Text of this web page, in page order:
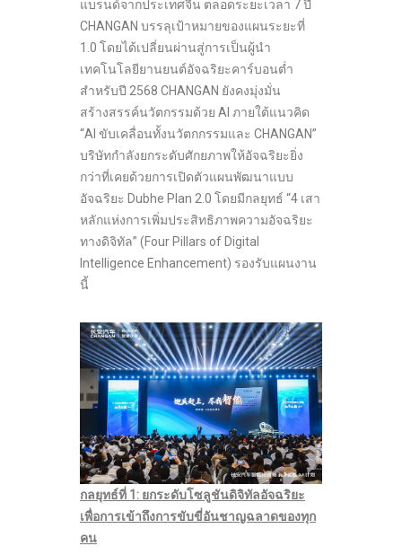
แบรนด์จากประเทศจีน ตลอดระยะเวลา 7 ปี
CHANGAN บรรลุเป้าหมายของแผนระยะที่
1.0 โดยได้เปลี่ยนผ่านสู่การเป็นผู้นำ
เทคโนโลยียานยนต์อัจฉริยะคาร์บอนต่ำ
สำหรับปี 2568 CHANGAN ยังคงมุ่งมั่น
สร้างสรรค์นวัตกรรมด้วย AI ภายใต้แนวคิด
“AI ขับเคลื่อนทั้งนวัตกกรรมและ CHANGAN”
บริษัทกำลังยกระดับศักยภาพให้อัจฉริยะยิ่ง
กว่าที่เคยด้วยการเปิดตัวแผนพัฒนาแบบ
อัจฉริยะ Dubhe Plan 2.0 โดยมีกลยุทธ์ “4 เสา
หลักแห่งการเพิ่มประสิทธิภาพความอัจฉริยะ
ทางดิจิทัล” (Four Pillars of Digital
Intelligence Enhancement) รองรับแผนงาน
นี้
กลยุทธ์ที่ 1: ยกระดับโซลูชันดิจิทัลอัจฉริยะ
เพื่อการเข้าถึงการขับขี่อันชาญฉลาดของทุก
คน